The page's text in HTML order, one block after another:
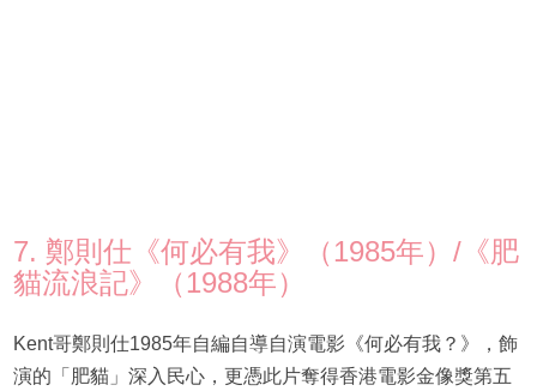
7. 鄭則仕《何必有我》（1985年）/《肥
貓流浪記》（1988年）
Kent哥鄭則仕1985年自編自導自演電影《何必有我？》，飾
演的「肥貓」深入民心，更憑此片奪得香港電影金像獎第五